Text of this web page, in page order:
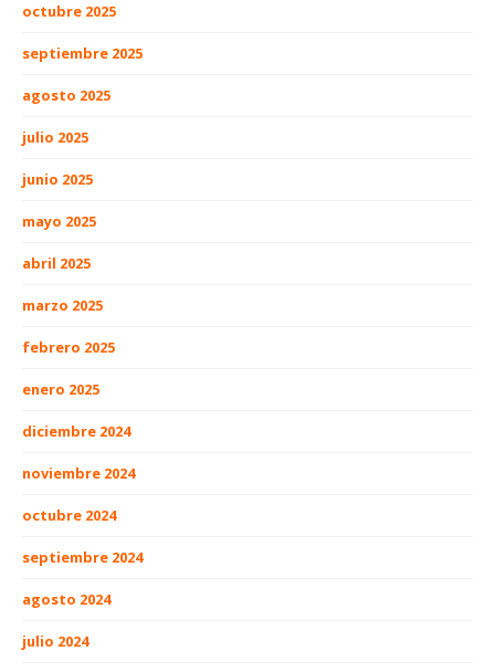
octubre 2025
septiembre 2025
agosto 2025
julio 2025
junio 2025
mayo 2025
abril 2025
marzo 2025
febrero 2025
enero 2025
diciembre 2024
noviembre 2024
octubre 2024
septiembre 2024
agosto 2024
julio 2024